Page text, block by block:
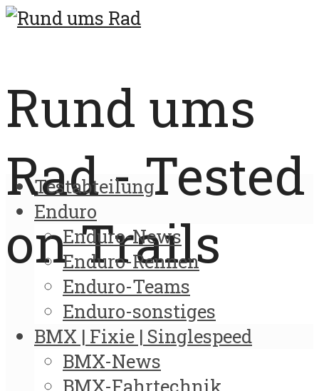
Rund ums
Rad - Tested
on Trails
Testabteilung
Enduro
Enduro-News
Enduro-Rennen
Enduro-Teams
Enduro-sonstiges
BMX | Fixie | Singlespeed
BMX-News
BMX-Fahrtechnik